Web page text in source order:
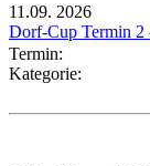
11.09. 2026
Dorf-Cup Termin 2
Termin:
Kategorie: